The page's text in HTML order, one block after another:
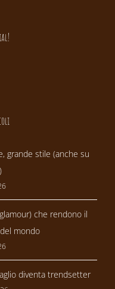
grande stile (anche su
che rendono il
mondo
diventa trendsetter